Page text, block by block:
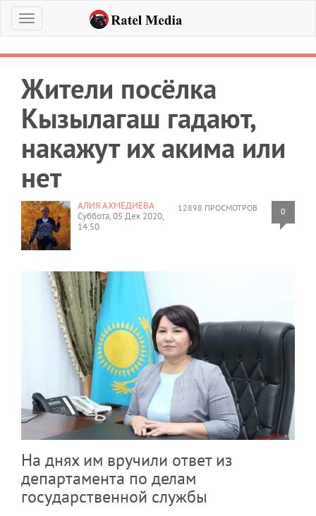
Меню
Жители посёлка
Кызылагаш гадают,
накажут их акима или
нет
12898 ПРОСМОТРОВ 0
АЛИЯ АХМЕДИЕВА
Суббота, 05 Дек 2020,
14:50
На днях им вручили ответ из
департамента по делам
государственной службы